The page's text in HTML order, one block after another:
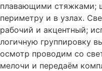
плавающими стяжками;
периметру и в узлах.
рабочий и акцентный;
логичную группировку
осмотр проводим со
мелочи и передаём